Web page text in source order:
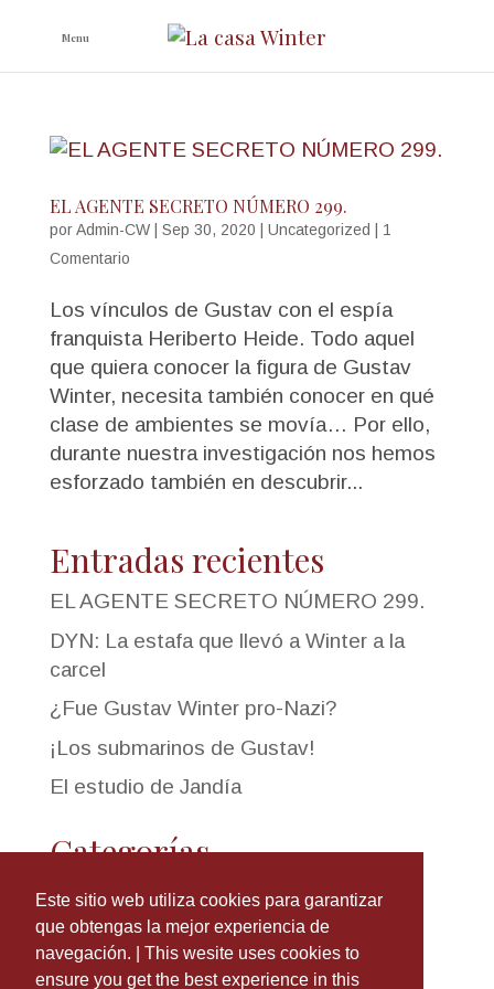
Este sitio web utiliza cookies para garantizar
que obtengas la mejor experiencia de
navegación. | This wesite uses cookies to
ensure you get the best experience in this
EL AGENTE SECRETO NÚMERO 299.
porAdmin-CW| Sep 30, 2020 Uncategorized
1
Comentario
Los vínculos de Gustav con el espía
franquista Heriberto Heide. Todo aquel
que quiera conocer la figura de Gustav
Winter, necesita también conocer en qué
clase de ambientes se movía… Por ello,
durante nuestra investigación nos hemos
esforzado también en descubrir...
Entradas recientes
EL AGENTE SECRETO NÚMERO 299.
DYN: La estafa que llevó a Winter a la
carcel
¿Fue Gustav Winter pro-Nazi?
¡Los submarinos de Gustav!
El estudio de Jandía
Categorías
Historia
Uncategorized